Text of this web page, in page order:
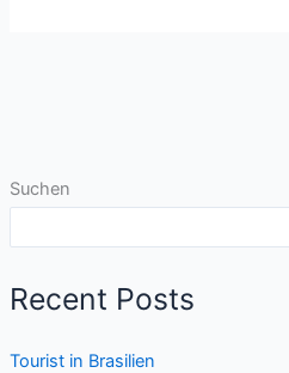
Suchen
Recent Posts
Tourist in Brasilien